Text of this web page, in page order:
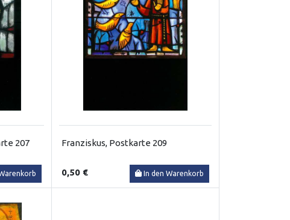
207 Franziskus, Postkarte 209
0,50 € In den Warenkorb